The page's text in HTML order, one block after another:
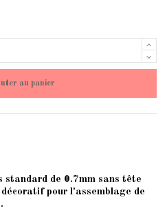
au panier
de 0.7mm sans tête
pour l'assemblage de